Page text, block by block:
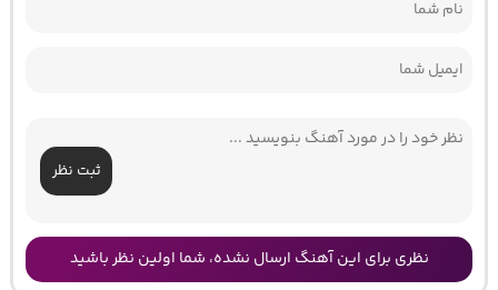
ثبت نظر
نظری برای این آهنگ ارسال نشده، شما اولین نظر باشید